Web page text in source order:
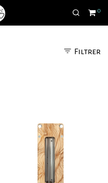
0
Filtrer